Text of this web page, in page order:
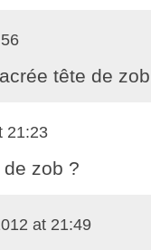
tête de
21:23
de zob ?
at 21:49